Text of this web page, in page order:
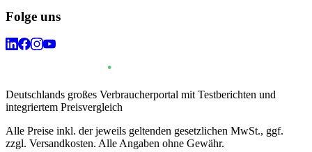
Folge uns
Deutschlands großes Verbraucherportal mit Testberichten und
integriertem Preisvergleich
Alle Preise inkl. der jeweils geltenden gesetzlichen MwSt., ggf.
zzgl. Versandkosten. Alle Angaben ohne Gewähr.